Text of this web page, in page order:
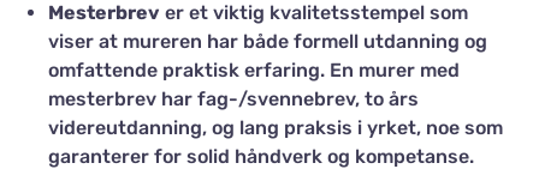
Mesterbrev er et viktig kvalitetsstempel som
viser at mureren har både formell utdanning og
omfattende praktisk erfaring. En murer med
mesterbrev har fag-/svennebrev, to års
videreutdanning, og lang praksis i yrket, noe som
garanterer for solid håndverk og kompetanse.